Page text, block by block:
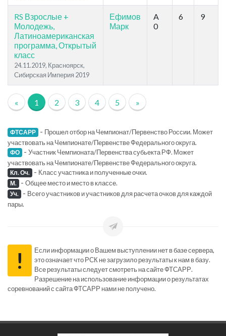
RS Взрослые +
Молодежь,
Латиноамериканская
программа, Открытый
класс
24.11.2019, Красноярск,
Сибирская Империя 2019
Ефимов
Марк
A
0
6 9
« 1 2 3 4 5 »
ФТСАРР - Прошел отбор на Чемпионат/Первенство России. Может
участвовать на Чемпионате/Первенстве Федерального округа.
ФО - Участник Чемпионата/Первенства субьекта РФ. Может
участвовать на Чемпионате/Первенстве Федерального округа.
Кл. Оч. - Класс участника и полученные очки.
М. - Общее место и место в классе.
Уч. - Всего участников и участников для расчета очков для каждой
пары.
!
Если информации о Вашем выступлении нет в базе сервера,
это означает что РСК не загрузило результаты к нам в базу.
Все результаты следует смотреть на сайте ФТСАРР.
Разрешение на использование информации о результатах
соревнований с сайта ФТСАРР нами не получено.